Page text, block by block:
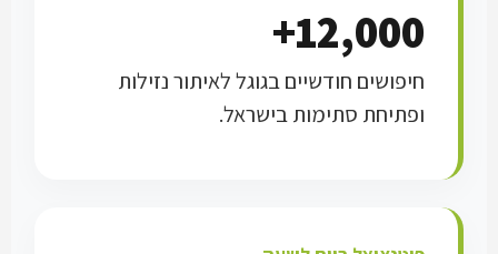
12,000+
חיפושים חודשיים בגוגל לאיתור נזילות
ופתיחת סתימות בישראל.